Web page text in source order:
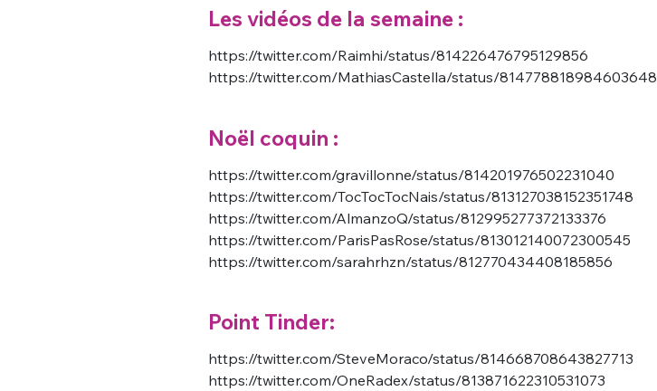
Les vidéos de la semaine :
https://twitter.com/Raimhi/status/814226476795129856
https://twitter.com/MathiasCastella/status/814778818984603648
Noël coquin :
https://twitter.com/gravillonne/status/814201976502231040
https://twitter.com/TocTocTocNais/status/813127038152351748
https://twitter.com/AlmanzoQ/status/812995277372133376
https://twitter.com/ParisPasRose/status/813012140072300545
https://twitter.com/sarahrhzn/status/812770434408185856
Point Tinder:
https://twitter.com/SteveMoraco/status/814668708643827713
https://twitter.com/OneRadex/status/813871622310531073